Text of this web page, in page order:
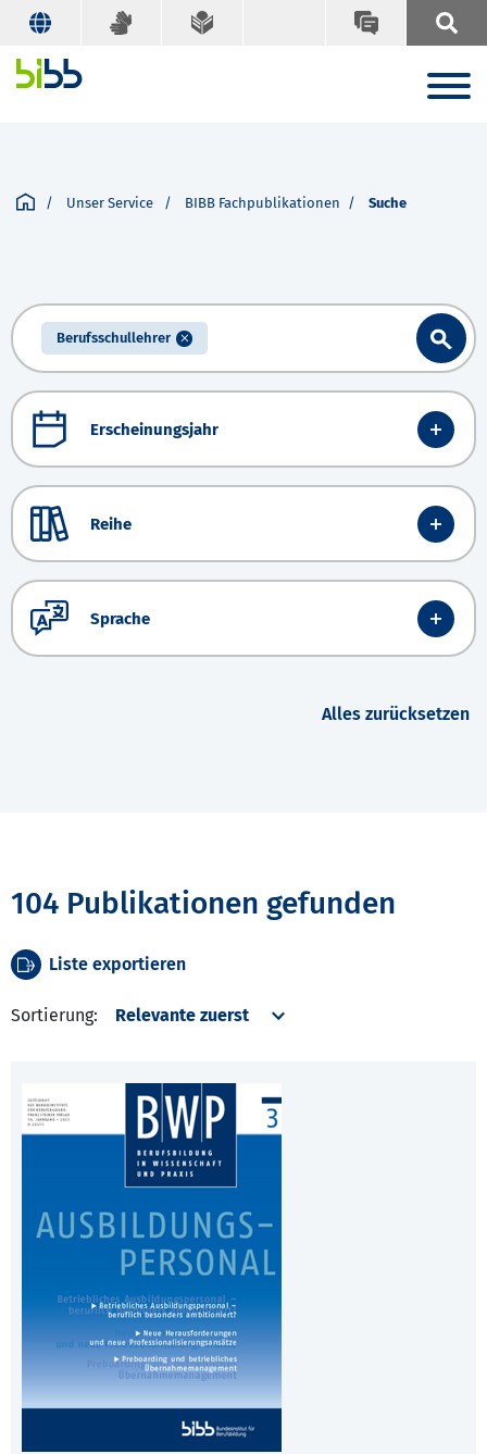
Unser Service BIBB Fachpublikationen Suche
Berufsschullehrer
Erscheinungsjahr
Reihe
Sprache
Alles zurücksetzen
104 Publikationen gefunden
Liste exportieren
Sortierung: